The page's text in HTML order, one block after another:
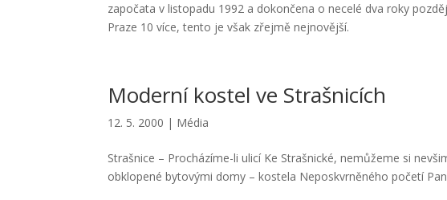
započata v listopadu 1992 a dokončena o necelé dva roky
Praze 10 více, tento je však zřejmě nejnovější.
Moderní kostel ve Strašnicích
12. 5. 2000 | Média
Strašnice – Procházíme-li ulicí Ke Strašnické, nemůžeme si
obklopené bytovými domy – kostela Neposkvrněného početí